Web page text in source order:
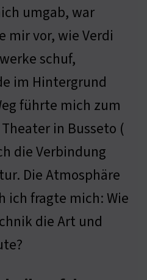
umgab, war
mir vor, wie Verdi
schuf,
im Hintergrund
führte mich zum
in Busseto (
die Verbindung
Die Atmosphäre
ich fragte mich: Wie
die Art und